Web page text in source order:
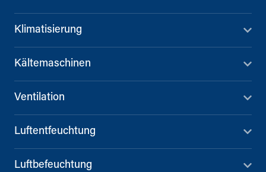
Klimatisierung
Kältemaschinen
Ventilation
Luftentfeuchtung
Luftbefeuchtung